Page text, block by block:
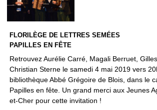
FLORILÈGE DE LETTRES SEMÉES
PAPILLES EN FÊTE
Retrouvez Aurélie Carré, Magali Berruet,
Christian Sterne le samedi 4 mai 2019 vers
bibliothèque Abbé Grégoire de Blois, dans le
Papilles en fête. Un grand merci aux Jeunes
et-Cher pour cette invitation !